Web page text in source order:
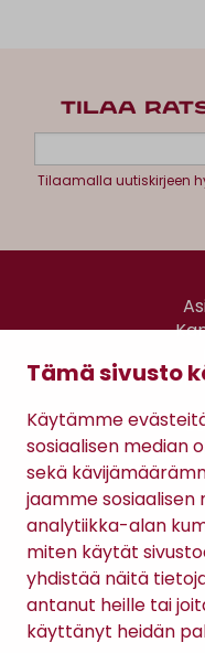
Tämä sivusto
Käytämme
sosiaalisen median
sekä
jaamme sosiaalisen
analytiikka-alan
miten käytät
yhdistää näitä
antanut heille tai
käyttänyt heidän
TILAA
Tilaamalla uutiskirjeen